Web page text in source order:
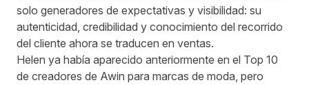
solo generadores de expectativas y visibilidad: su
autenticidad, credibilidad y conocimiento del recorrido
del cliente ahora se traducen en ventas.
Helen ya había aparecido anteriormente en el Top 10
de creadores de Awin para marcas de moda, pero